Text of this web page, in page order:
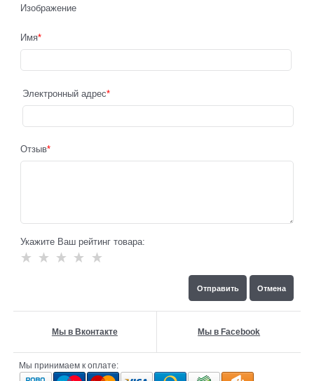
Изображение
Имя
Электронный адрес
Отзыв
Укажите Ваш рейтинг товара:
Мы в Вконтакте Мы в Facebook
Мы принимаем к оплате: